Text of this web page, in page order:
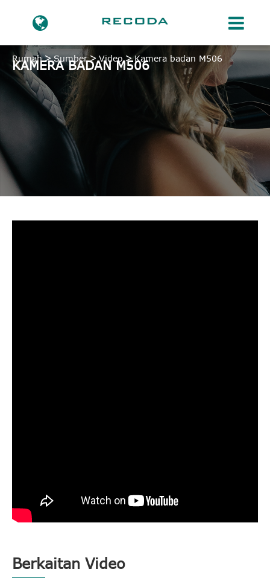
Rumah Sumber Video Kamera badan M506
KAMERA BADAN M506
Berkaitan Video